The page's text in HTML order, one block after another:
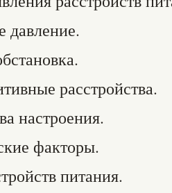
давление.
расстройства.
настроения.
факторы.
питания.